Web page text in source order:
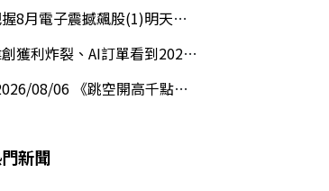
8月電子震撼飆股(1)明天最後買點
獲利炸裂、AI訂單看到2027！股價創高卻翻黑
08/06 《跳空開高千點鬼盤洗刷 夜盤拉回測...
新聞